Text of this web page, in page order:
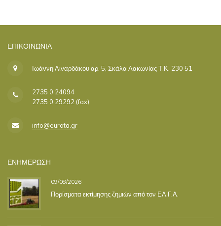
ΕΠΙΚΟΙΝΩΝΊΑ
Ιωάννη Λιναρδάκου αρ. 5, Σκάλα Λακωνίας Τ.Κ. 230 51
2735 0 24094
2735 0 29292 (fax)
info@eurota.gr
ΕΝΗΜΕΡΩΣΗ
09/08/2026
Πορίσματα εκτίμησης ζημιών από τον ΕΛ.Γ.Α.